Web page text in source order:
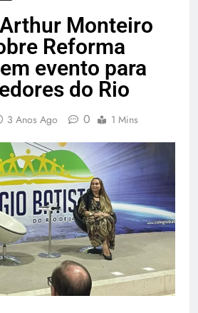
Monteiro
Reforma
evento para
do Rio
3 Anos Ago 0 1 Mins